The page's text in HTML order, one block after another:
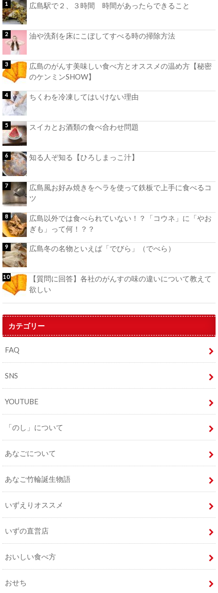
広島駅で２、３時間 時間があったらできること
油や洗剤を床にこぼしてすべる時の掃除方法
広島のがんす美味しい食べ方とオススメの温め方【秘密
のケンミンSHOW】
ちくわを冷凍してはいけない理由
スイカとお酒類の食べ合わせ問題
知る人ぞ知る【ひろしまっこ汁】
広島風お好み焼きをヘラを使って鉄板で上手に食べるコ
ツ
広島以外では食べられていない！？「コウネ」に「やお
ぎも」って何！？？
広島冬の名物といえば「でびら」（でべら）
【質問に回答】各社のがんすの味の違いについて教えて
欲しい
カテゴリー
FAQ
SNS
YOUTUBE
「のし」について
あなごについて
あなご竹輪誕生物語
いずえりオススメ
いずの直営店
おいしい食べ方
おせち